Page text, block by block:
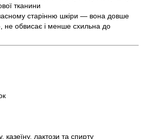
тканини
старінню шкіри — вона довше
не обвисає і менше схильна до
казеїну, лактози та спирту